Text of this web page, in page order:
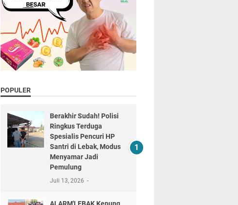
POPULER
Berakhir Sudah! Polisi
Ringkus Terduga
Spesialis Pencuri HP
Santri di Lebak, Modus
Menyamar Jadi
Pemulung
Juli 13, 2026